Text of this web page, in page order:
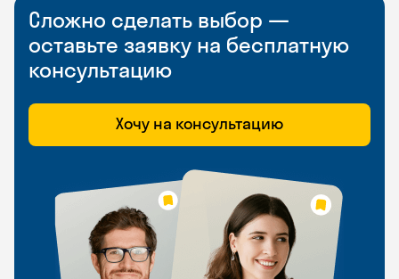
Сложно сделать выбор —
оставьте заявку на бесплатную
консультацию
Хочу на консультацию